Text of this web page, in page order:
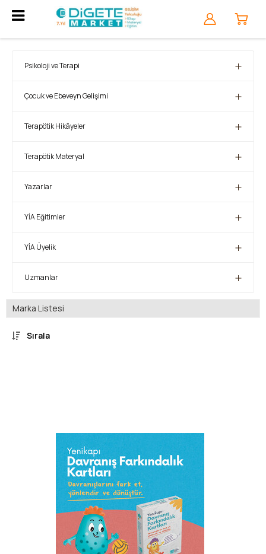
Psikoloji ve Terapi
Çocuk ve Ebeveyn Gelişimi
Terapötik Hikâyeler
Terapötik Materyal
Yazarlar
YİA Eğitimler
YİA Üyelik
Uzmanlar
Marka Listesi
Sırala